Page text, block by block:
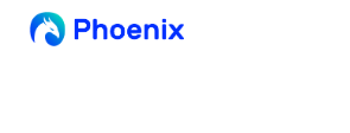
Servizi